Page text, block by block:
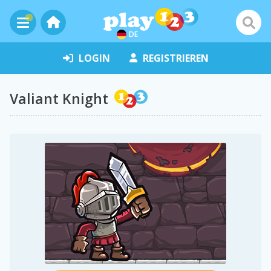
DE
LOGIN REGISTRIEREN
Valiant Knight